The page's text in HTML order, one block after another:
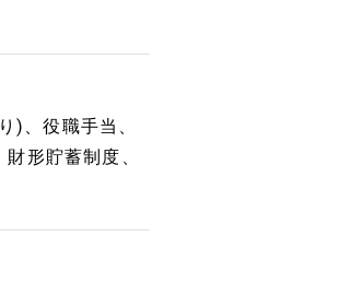
、役職手当、
形貯蓄制度、